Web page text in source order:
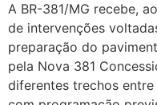
A BR-381/MG recebe,
de intervenções
preparação do
pela Nova 381
diferentes trechos entre